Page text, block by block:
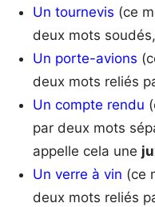
Un tournevis (ce
deux mots
Un porte-avions
deux mots reliés
Un compte rendu
par deux mots
appelle cela une
Un verre à vin (ce
deux mots reliés